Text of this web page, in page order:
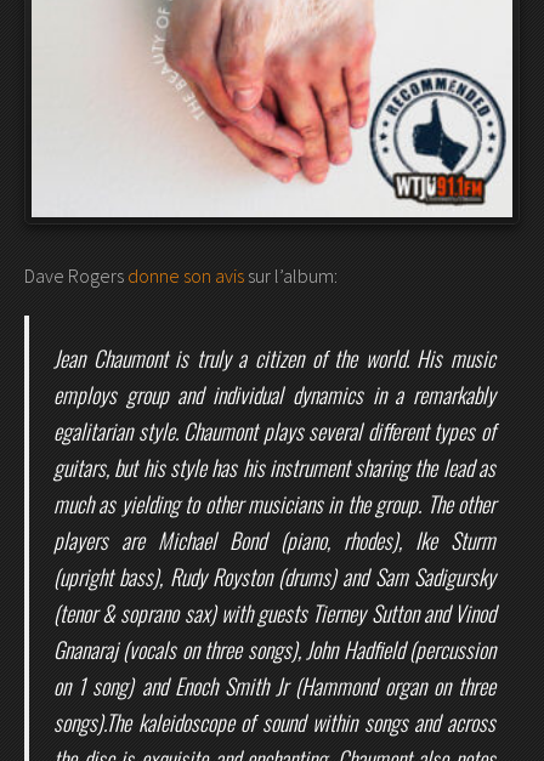
Dave Rogers donne son avis sur l’album:
Jean Chaumont is truly a citizen of the world. His music
employs group and individual dynamics in a remarkably
egalitarian style. Chaumont plays several different types of
guitars, but his style has his instrument sharing the lead as
much as yielding to other musicians in the group. The other
players are Michael Bond (piano, rhodes), Ike Sturm
(upright bass), Rudy Royston (drums) and Sam Sadigursky
(tenor & soprano sax) with guests Tierney Sutton and Vinod
Gnanaraj (vocals on three songs), John Hadfield (percussion
on 1 song) and Enoch Smith Jr (Hammond organ on three
songs).The kaleidoscope of sound within songs and across